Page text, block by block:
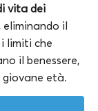
vita dei
, eliminando il
limiti che
il benessere,
giovane età.